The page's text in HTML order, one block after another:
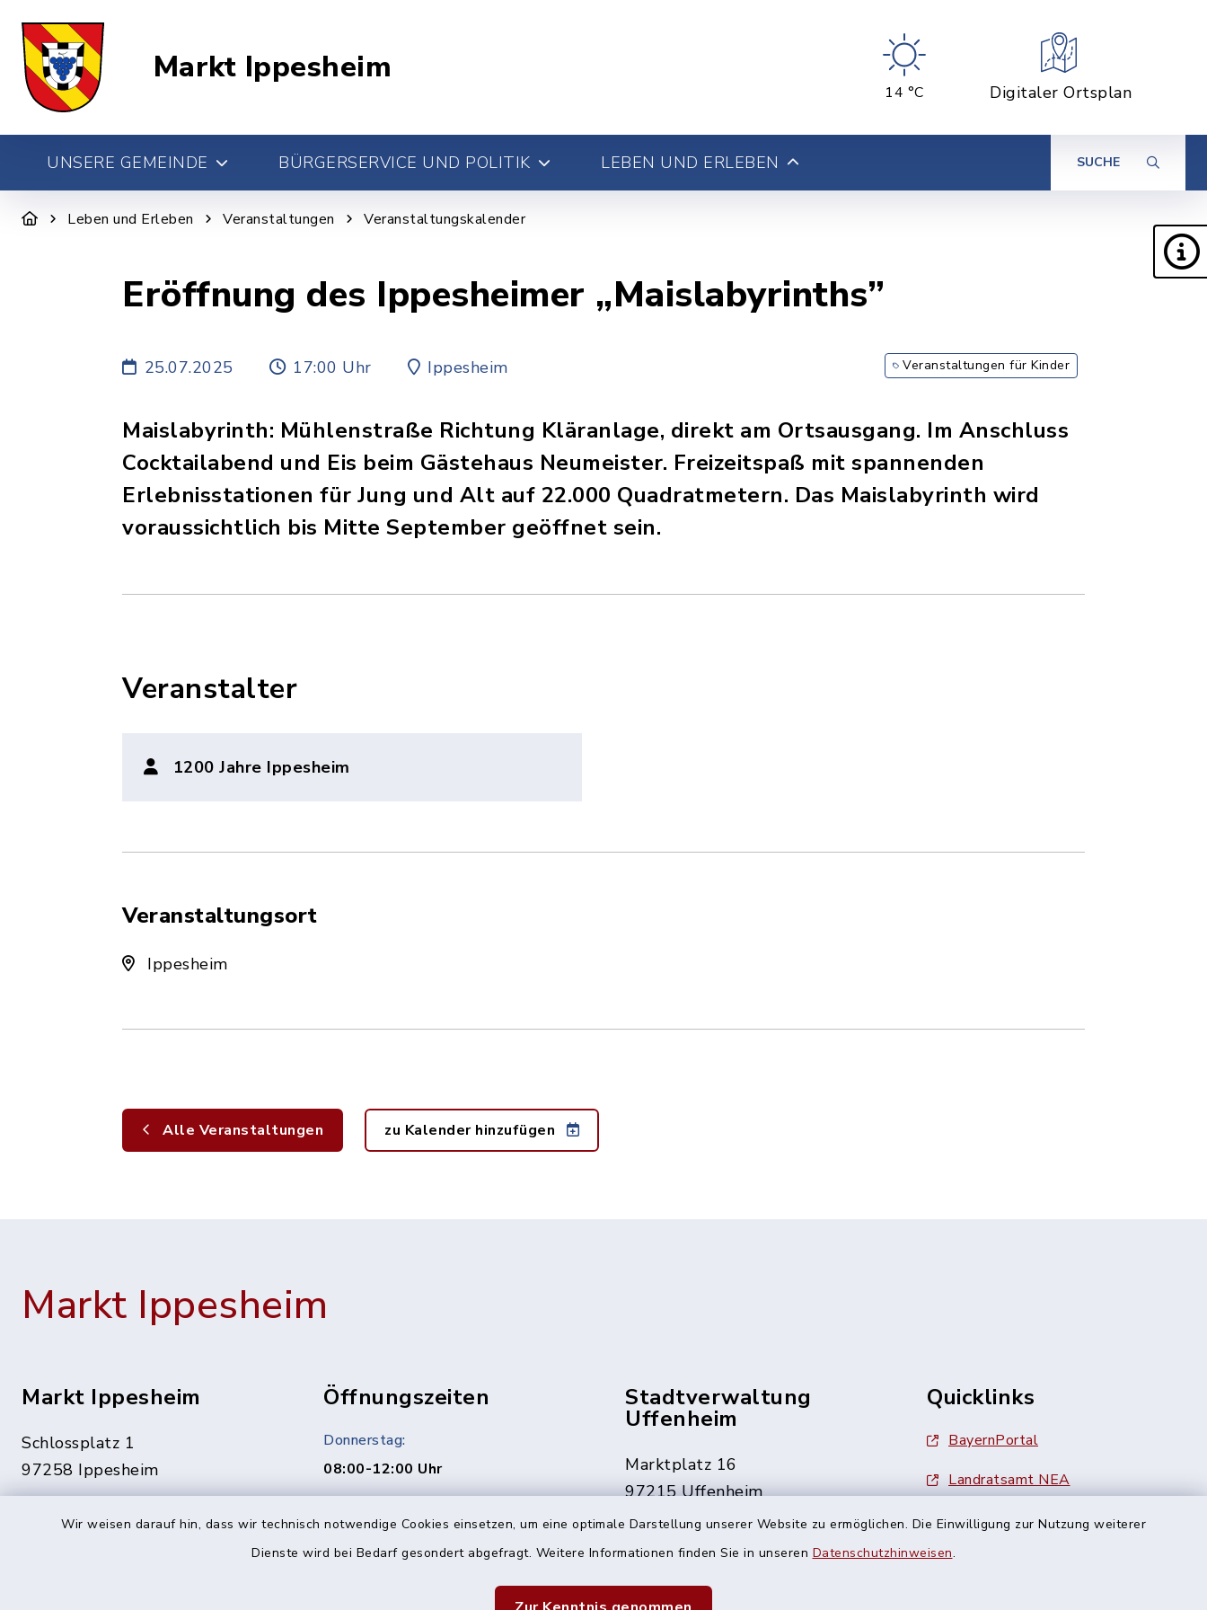
Wir weisen darauf hin, dass wir technisch notwendige Cookies einsetzen, um eine optimale Darstellung unserer Website zu ermöglichen. Die Einwilligung zur Nutzung weiterer
Dienste wird bei Bedarf gesondert abgefragt. Weitere Informationen finden Sie in unseren Datenschutzhinweisen.
Markt Ippesheim
14 °C Digitaler Ortsplan
UNSERE GEMEINDE BÜRGERSERVICE UND POLITIK LEBEN UND ERLEBEN SUCHE
Leben und Erleben Veranstaltungen Veranstaltungskalender
Eröffnung des Ippesheimer „Maislabyrinths”
25.07.2025 17:00 Uhr Ippesheim Veranstaltungen für Kinder
Maislabyrinth: Mühlenstraße Richtung Kläranlage, direkt am Ortsausgang. Im Anschluss
Cocktailabend und Eis beim Gästehaus Neumeister. Freizeitspaß mit spannenden
Erlebnisstationen für Jung und Alt auf 22.000 Quadratmetern. Das Maislabyrinth wird
voraussichtlich bis Mitte September geöffnet sein.
Veranstalter
1200 Jahre Ippesheim
Veranstaltungsort
Ippesheim
Alle Veranstaltungen zu Kalender hinzufügen
Markt Ippesheim
Markt Ippesheim
Schlossplatz 1
97258 Ippesheim
Öffnungszeiten
Donnerstag:
08:00-12:00 Uhr
Vereinbarung.
In dringenden Fällen erreichbar
Stadtverwaltung
Uffenheim
Marktplatz 16
97215 Uffenheim
09842 207-0
09842 207-32
info@uffenheim.de
Quicklinks
BayernPortal
Landratsamt NEA
Finanzamt Uffenheim